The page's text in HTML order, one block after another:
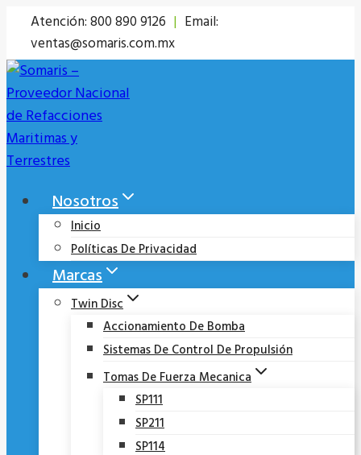
Saltar
contenido
Atención: 800 890 9126 | Email:
ventas@somaris.com.mx
Nosotros
Inicio
Políticas De Privacidad
Marcas
Twin Disc
Accionamiento De Bomba
Sistemas De Control De Propulsión
Tomas De Fuerza Mecanica
SP111
SP211
SP114